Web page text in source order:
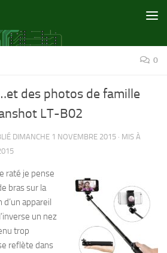
0
des photos de famille
LT-B02
DIMANCHE 1 NOVEMBRE 2015 · MIS À
raté je pense
bras sur la
appareil
un nez
trop
reflète dans